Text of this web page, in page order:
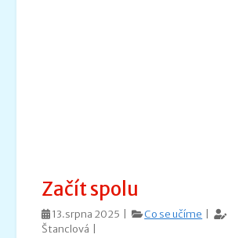
Začít spolu
13.srpna 2025 | Co se učíme |
Štanclová |